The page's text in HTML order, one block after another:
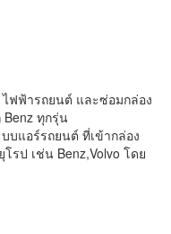
ฟฟ้ารถยนต์ และซ่อมกล่อง
ทุกรุ่น
บแอร์รถยนต์ ที่เข้ากล่อง
รป เช่น Benz,Volvo โดย